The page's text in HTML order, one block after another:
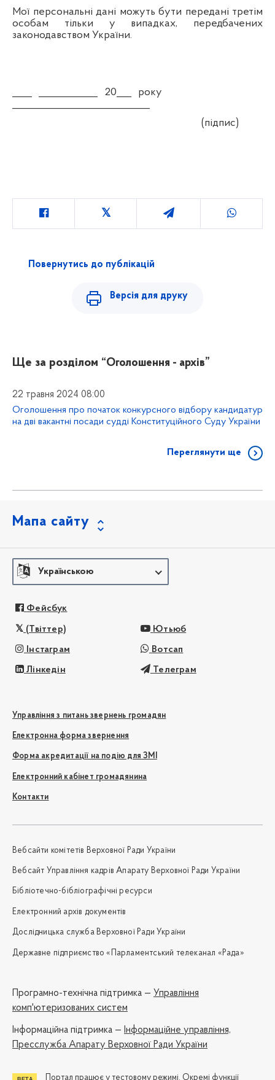
Мої персональні дані можуть бути передані третім
особам тільки у випадках, передбачених
законодавством України.
____ ____________ 20___ року
(підпис)
Повернутись до публікацій
Версія для друку
Ще за розділом “Оголошення - архів”
22 травня 2024 08:00
Оголошення про початок конкурсного відбору кандидатур
на дві вакантні посади судді Конституційного Суду України
Переглянути ще
Мапа сайту
Українською
Фейсбук
(Твіттер) Ютьюб
Інстаграм Вотсап
Лінкедін Телеграм
Управління з питань звернень громадян
Електронна форма звернення
Форма акредитації на подію для ЗМІ
Електронний кабінет громадянина
Контакти
Вебсайти комітетів Верховної Ради України
Вебсайт Управління кадрів Апарату Верховної Ради України
Бібліотечно-бібліографічні ресурси
Електронний архів документів
Дослідницька служба Верховної Ради України
Державне підприємство «Парламентський телеканал «Рада»
Програмно-технічна підтримка — Управління
комп'ютеризованих систем
Iнформаційна підтримка — Інформаційне управління,
Пресслужба Апарату Верховної Ради України
Портал працює у тестовому режимі. Окремі функції